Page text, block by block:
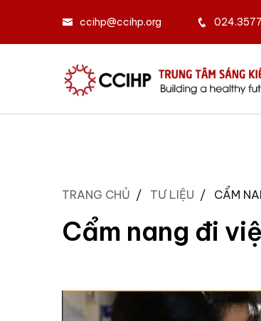
ccihp@ccihp.org
TRANG CHỦ TƯ LIỆU CẨM
Cẩm nang đi